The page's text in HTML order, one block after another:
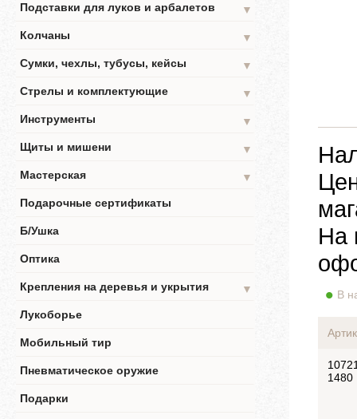
Подставки для луков и арбалетов
▼
Колчаны
▼
Сумки, чехлы, тубусы, кейсы
▼
Стрелы и комплектующие
▼
Инструменты
▼
Щиты и мишени
▼
Мастерская
▼
Подарочные сертификаты
Б/Ушка
Оптика
Крепления на деревья и укрытия
▼
Лукоборье
Мобильный тир
Пневматическое оружие
Подарки
На
В
1480